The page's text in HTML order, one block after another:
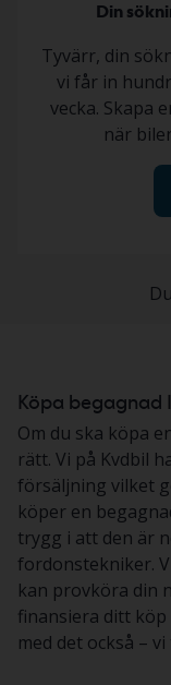
Din
Tyvärr, din
vi får in
vecka. Skapa
när
Köpa begagnad
Om du ska köpa
rätt. Vi på Kvdbil
försäljning vilket
köper en
trygg i att den är
fordonstekniker.
kan provköra din
finansiera ditt
med det också –